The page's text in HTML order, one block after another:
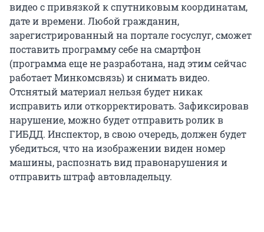
видео с привязкой к спутниковым координатам,
дате и времени. Любой гражданин,
зарегистрированный на портале госуслуг, сможет
поставить программу себе на смартфон
(программа еще не разработана, над этим сейчас
работает Минкомсвязь) и снимать видео.
Отснятый материал нельзя будет никак
исправить или откорректировать. Зафиксировав
нарушение, можно будет отправить ролик в
ГИБДД. Инспектор, в свою очередь, должен будет
убедиться, что на изображении виден номер
машины, распознать вид правонарушения и
отправить штраф автовладельцу.